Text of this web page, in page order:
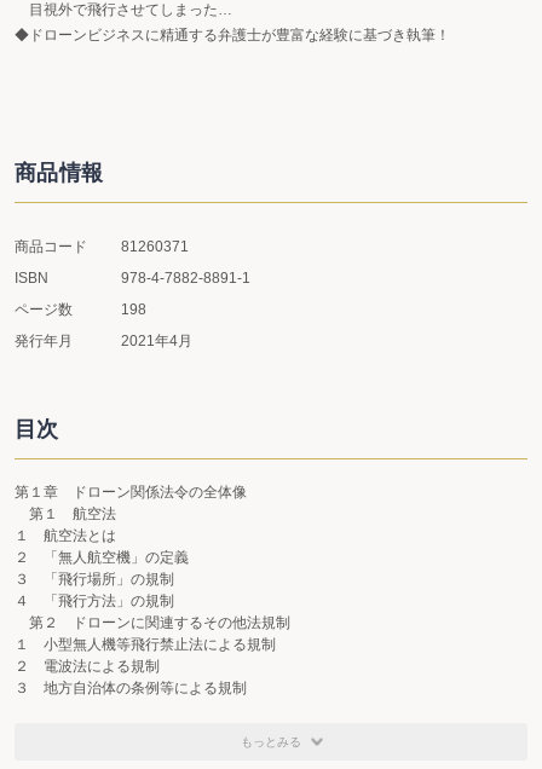
目視外で飛行させてしまった…
◆ドローンビジネスに精通する弁護士が豊富な経験に基づき執筆！
商品情報
商品コード
81260371
ISBN
978-4-7882-8891-1
ページ数
198
発行年月
2021年4月
目次
第１章 ドローン関係法令の全体像
第１ 航空法
１ 航空法とは
２ 「無人航空機」の定義
３ 「飛行場所」の規制
４ 「飛行方法」の規制
第２ ドローンに関連するその他法規制
１ 小型無人機等飛行禁止法による規制
２ 電波法による規制
３ 地方自治体の条例等による規制
もっとみる